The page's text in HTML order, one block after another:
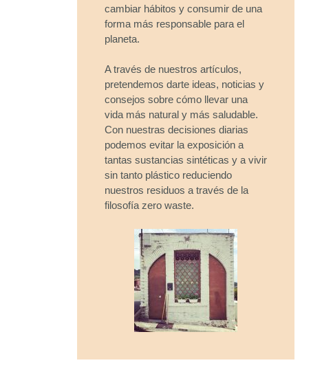
cambiar hábitos y consumir de una
forma más responsable para el
planeta.
A través de nuestros artículos,
pretendemos darte ideas, noticias y
consejos sobre cómo llevar una
vida más natural y más saludable.
Con nuestras decisiones diarias
podemos evitar la exposición a
tantas sustancias sintéticas y a vivir
sin tanto plástico reduciendo
nuestros residuos a través de la
filosofía zero waste.